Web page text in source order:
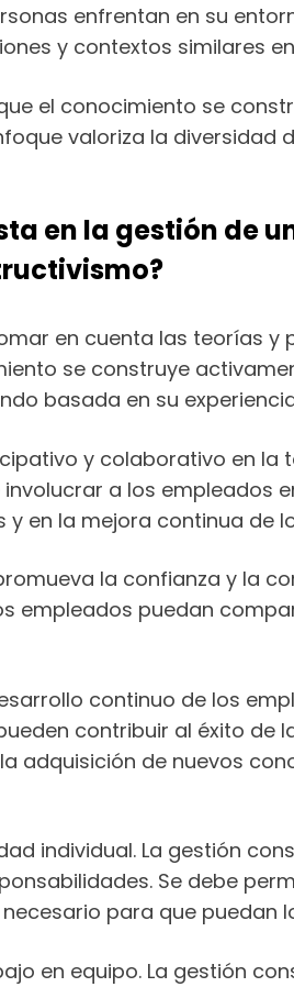
enfrentan en su
y contextos similares
el conocimiento se
valoriza la diversidad
en la gestión de
en cuenta las teorías y
se construye
basada en su
y colaborativo en la
a los empleados
en la mejora continua de
la confianza y la
puedan
continuo de los
contribuir al éxito de
de nuevos
individual. La gestión
Se debe
para que puedan
en equipo. La gestión